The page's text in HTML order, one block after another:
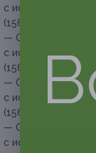
с
(1560 руб. вместо
— Скидка 35% на
с
(1560 руб.
— Скидка 35% на
с
(1560 руб. вместо
— Скидка 35% на
с